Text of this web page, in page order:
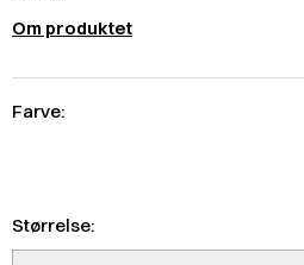
Om produktet
Farve:
Størrelse: